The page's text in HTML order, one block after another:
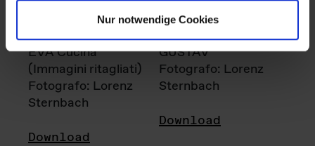
Nur notwendige Cookies
EVA Cucina
(Immagini ritagliati)
Fotografo: Lorenz
Sternbach
Download
GUSTAV
Fotografo: Lorenz
Sternbach
Download